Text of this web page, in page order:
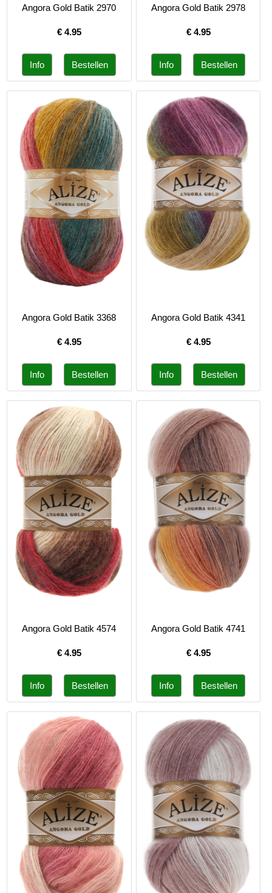
Angora Gold Batik 2970
€ 4.95
Angora Gold Batik 2978
€ 4.95
Angora Gold Batik 3368
€ 4.95
Angora Gold Batik 4341
€ 4.95
Angora Gold Batik 4574
€ 4.95
Angora Gold Batik 4741
€ 4.95